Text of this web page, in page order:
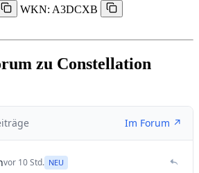
WKN: A3DCXB
zu Constellation